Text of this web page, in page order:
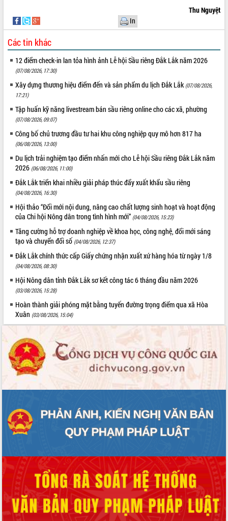
VIDEO
Không có file video nào để phát.
ALBUM ẢNH
LIÊN KẾT WEB
THỐNG KÊ TRUY CẬP
Hôm nay: 33438
Tất cả: 66078761
Thu Nguyệt
In
Các tin khác
12 điểm check-in lan tỏa hình ảnh Lễ hội Sầu riêng Đắk Lắk năm 2026
(07/08/2026, 17:30)
Xây dựng thương hiệu điểm đến và sản phẩm du lịch Đắk Lắk (07/08/2026,
17:21)
Tập huấn kỹ năng livestream bán sầu riêng online cho các xã, phường
(07/08/2026, 09:07)
Công bố chủ trương đầu tư hai khu công nghiệp quy mô hơn 817 ha
(06/08/2026, 13:00)
Du lịch trải nghiệm tạo điểm nhấn mới cho Lễ hội Sầu riêng Đắk Lắk năm
2026 (06/08/2026, 11:00)
Đắk Lắk triển khai nhiều giải pháp thúc đẩy xuất khẩu sầu riêng
(04/08/2026, 16:30)
Hội thảo “Đổi mới nội dung, nâng cao chất lượng sinh hoạt và hoạt động
của Chi hội Nông dân trong tình hình mới” (04/08/2026, 15:23)
Tăng cường hỗ trợ doanh nghiệp về khoa học, công nghệ, đổi mới sáng
tạo và chuyển đổi số (04/08/2026, 12:37)
Đắk Lắk chính thức cấp Giấy chứng nhận xuất xứ hàng hóa từ ngày 1/8
(04/08/2026, 08:30)
Hội Nông dân tỉnh Đắk Lắk sơ kết công tác 6 tháng đầu năm 2026
(03/08/2026, 15:28)
Hoàn thành giải phóng mặt bằng tuyến đường trọng điểm qua xã Hòa
Xuân (03/08/2026, 15:04)